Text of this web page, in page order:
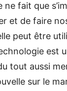
ne fait que
et de faire
peut être
est
tout aussi
sur le